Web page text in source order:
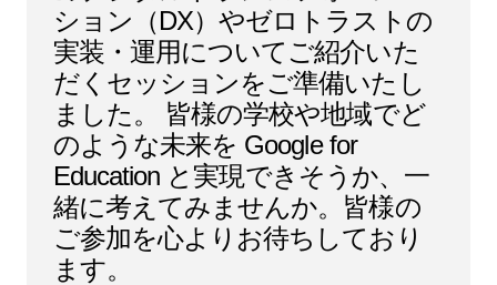
ション（DX）やゼロトラストの
実装・運用についてご紹介いた
だくセッションをご準備いたし
ました。 皆様の学校や地域でど
のような未来を Google for
Education と実現できそうか、一
緒に考えてみませんか。皆様の
ご参加を心よりお待ちしており
ます。